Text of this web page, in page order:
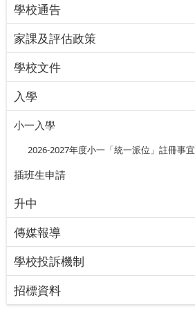
學校通告
家課及評估政策
學校文件
入學
小一入學
2026-2027年度小一「統一派位」註冊事宜
插班⽣申請
升中
傳媒報導
學校投訴機制
招標資料